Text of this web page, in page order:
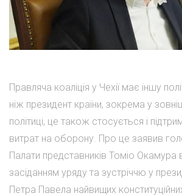
Правляча коаліція у Чехії має іншу
ніж президент країни, зокрема у
політиці, це також стосується і
витрат на оборону. Про це заявив
Палати представників Томіо Окамура
засіданням уряду та зустріччю у
Петра Павела найвищих